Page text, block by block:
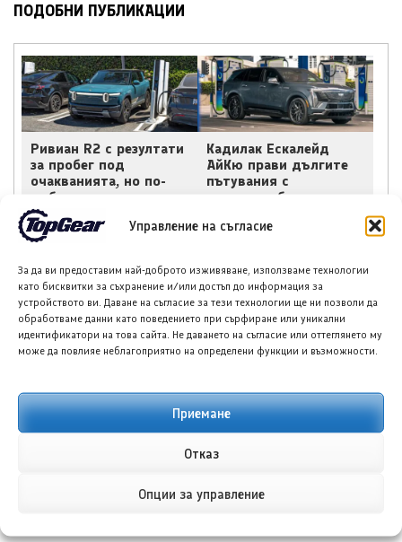
Управление на съгласие
За да ви предоставим най-доброто изживяване, използваме технологии
като бисквитки за съхранение и/или достъп до информация за
устройството ви. Даване на съгласие за тези технологии ще ни позволи да
обработваме данни като поведението при сърфиране или уникални
идентификатори на това сайта. Не даването на съгласие или оттеглянето му
може да повлияе неблагоприятно на определени функции и възможности.
Приемане
Отказ
Опции за управление
ПОДОБНИ ПУБЛИКАЦИИ
Ривиан R2 с резултати
за пробег под
очакванията, но по-
добри от
конкуренцията
Кадилак Ескалейд
АйКю прави дългите
пътувания с
електромобил лесни
Хюндай IONIQ 6
пробег до 680 км
Пежо e-5008 Dual
тегло